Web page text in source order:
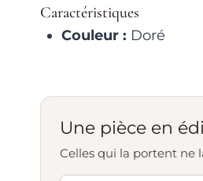
Caractéristiques
Couleur : Doré
Une pièce en
Celles qui la portent ne